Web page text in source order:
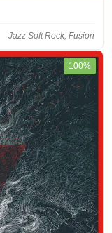
Jazz Soft Rock, Fusion
100%